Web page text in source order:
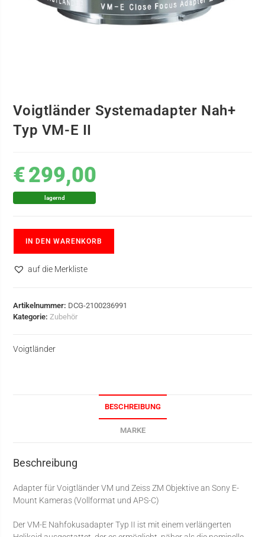
Voigtländer Systemadapter Nah+
Typ VM-E II
€299,00
lagernd
IN DEN WARENKORB
auf die Merkliste
Artikelnummer: DCG-2100236991
Kategorie:Zubehör
Voigtländer
BESCHREIBUNG
MARKE
Beschreibung
Adapter für Voigtländer VM und Zeiss ZM Objektive an Sony E-
Mount Kameras (Vollformat und APS-C)
Der VM-E Nahfokusadapter Typ II ist mit einem verlängerten